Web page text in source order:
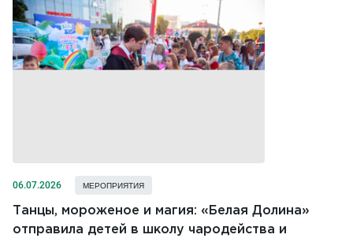
06.07.2026 МЕРОПРИЯТИЯ
Танцы, мороженое и магия: «Белая Долина»
отправила детей в школу чародейства и